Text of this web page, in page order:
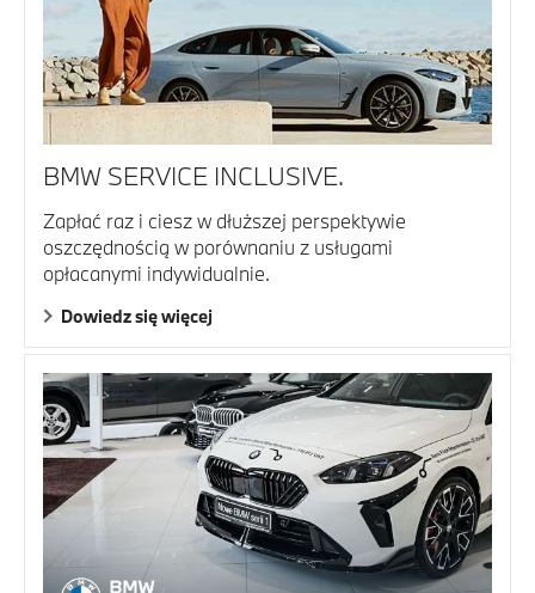
BMW SERVICE INCLUSIVE.
Zapłać raz i ciesz w dłuższej perspektywie
oszczędnością w porównaniu z usługami
opłacanymi indywidualnie.
Dowiedz się więcej